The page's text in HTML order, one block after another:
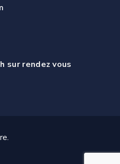
sur rendez vous